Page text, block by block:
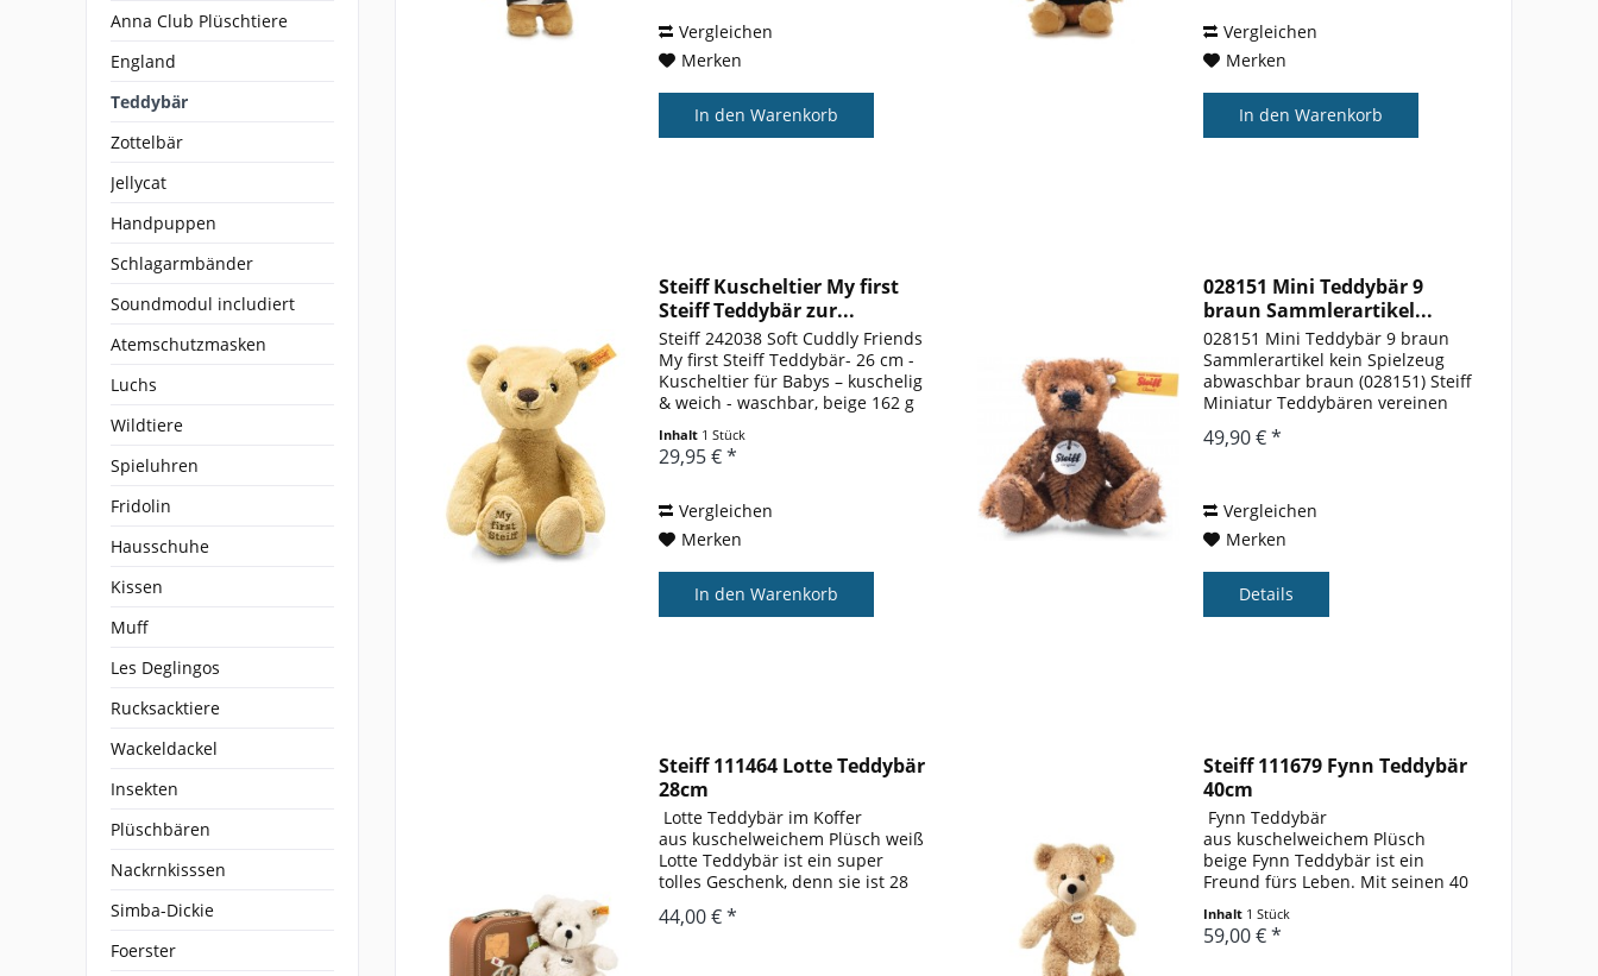
Anna Club Plüschtiere
England
Teddybär
Zottelbär
Jellycat
Handpuppen
Schlagarmbänder
Soundmodul includiert
Atemschutzmasken
Luchs
Wildtiere
Spieluhren
Fridolin
Hausschuhe
Kissen
Muff
Les Deglingos
Rucksacktiere
Wackeldackel
Insekten
Plüschbären
Nackrnkisssen
Simba-Dickie
Foerster
Vergleichen
Merken
In den Warenkorb
Vergleichen
Merken
In den Warenkorb
Steiff Kuscheltier My first
Steiff Teddybär zur...
Steiff 242038 Soft Cuddly Friends
My first Steiff Teddybär- 26 cm -
Kuscheltier für Babys – kuschelig
& weich - waschbar, beige 162 g
Teddybär- 26 cm - Kuscheltier für
Babys – kuschelig & weich -...
Inhalt 1 Stück
29,95 € *
Vergleichen
Merken
In den Warenkorb
028151 Mini Teddybär 9
braun Sammlerartikel...
028151 Mini Teddybär 9 braun
Sammlerartikel kein Spielzeug
abwaschbar braun (028151) Steiff
Miniatur Teddybären vereinen
die Eigenschaften der „Großen“
in zierlichen Modellen. Kreativ
49,90 € *
Vergleichen
Merken
Details
Steiff 111464 Lotte Teddybär
28cm
 Lotte Teddybär im Koffer
aus kuschelweichem Plüsch weiß
Lotte Teddybär ist ein super
tolles Geschenk, denn sie ist 28
cm groß und hat ihren Koffer
gleich mit dabei. In diesem
44,00 € *
Steiff 111679 Fynn Teddybär
40cm
 Fynn Teddybär
aus kuschelweichem Plüsch
beige Fynn Teddybär ist ein
Freund fürs Leben. Mit seinen 40
und will immer überall mit dabei
sein, egal ob im Kindergarten, im
Inhalt 1 Stück
59,00 € *